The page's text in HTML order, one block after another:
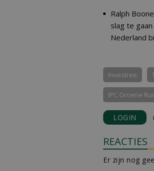
Ralph
slag te
Nederland
Investree
IPC Groene
LOGIN
REACTIES
Er zijn nog